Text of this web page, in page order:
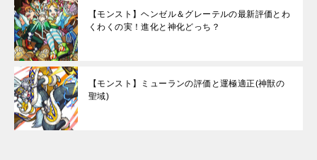
【モンスト】ヘンゼル＆グレーテルの最新評価とわ
くわくの実！進化と神化どっち？
【モンスト】ミューランの評価と運極適正(神獣の
聖域)